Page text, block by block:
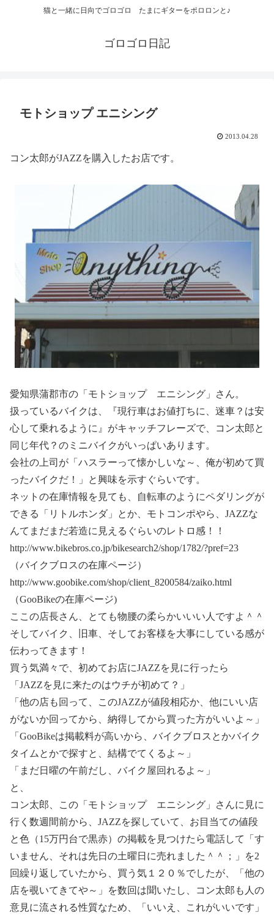
猫と一緒に日向でゴロゴロ たまにギターをポロロンと♪
ゴロゴロ日記
モトショップ エニシング
2013.04.28
コン太郎がJAZZを購入したお店です。
愛知県蒲郡市の「モトショップ エニシング」さん。
扱っているバイクは、『現行車はお値打ちに、迷車？は安
心して乗れるように』がキャッチフレーズで、コン太郎と
同じ年代？のミニバイクがいっぱいあります。
会社の上司が「ハスラーって懐かしいな～、俺が初めて買
ったバイクだ！」と興味を示すぐらいです。
ネットの在庫情報を見ても、自転車のようにペダリングが
できる「リトルホンダ」とか、モトコンポやら、JAZZな
んてまだまだ若造に見えるぐらいのレトロ感！！
http://www.bikebros.co.jp/bikesearch2/shop/1782/?pref=23
（バイクブロスの在庫ページ）
http://www.goobike.com/shop/client_8200584/zaiko.html
（GooBikeの在庫ページ)
ここの店長さん、とても物腰の柔らかいいい人ですよ＾＾
そしてバイク、旧車、そしてお客様を大事にしている感が
伝わってきます！
買う気満々で、初めてお店にJAZZを見に行ったら
「JAZZを見に来たのはウチが初めて？」
「他の店も回って、このJAZZが値段相応か、他にいい店
がないか回ってから、納得してから買った方がいいよ～」
「GooBikeは掲載料が高いから、バイクブロスとかバイク
タイムとかで探すと、結構でてくるよ～」
「まだ日曜の午前だし、バイク屋回れるよ～」
と、
コン太郎、この「モトショップ エニシング」さんに見に
行く数週間前から、JAZZを探していて、お目当ての値段
と色（15万円台で黒赤）の掲載を見つけたら電話して「す
いません、それは先日の土曜日に売れました＾＾；」を2
回繰り返していたから、買う気１２０％でしたが、「他の
店を覗いてきてや～」を数回は聞いたし、コン太郎も人の
意見に流される性質なため、「いいえ、これがいいです」